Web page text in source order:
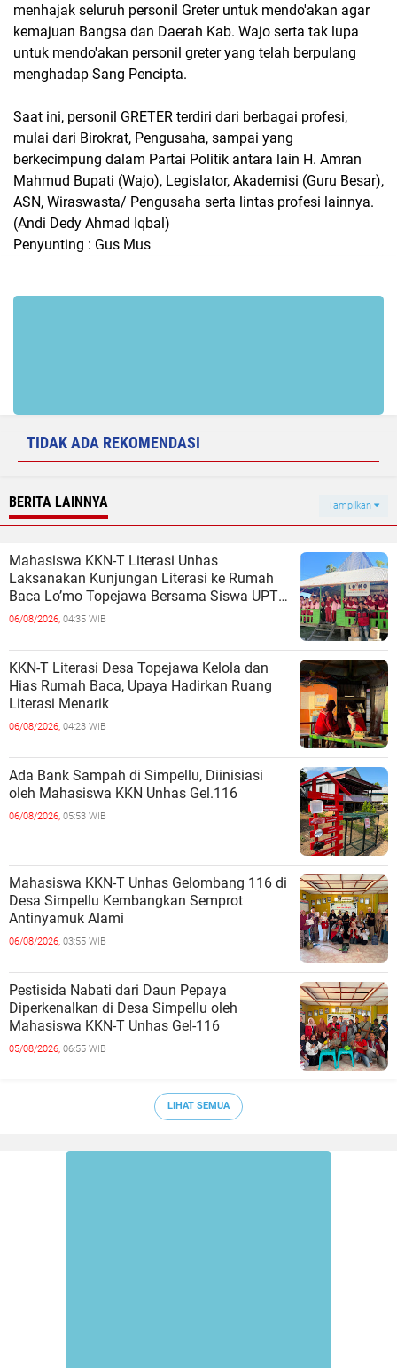
menhajak seluruh personil Greter untuk mendo'akan agar
kemajuan Bangsa dan Daerah Kab. Wajo serta tak lupa
untuk mendo'akan personil greter yang telah berpulang
menghadap Sang Pencipta.
Saat ini, personil GRETER terdiri dari berbagai profesi,
mulai dari Birokrat, Pengusaha, sampai yang
berkecimpung dalam Partai Politik antara lain H. Amran
Mahmud Bupati (Wajo), Legislator, Akademisi (Guru Besar),
ASN, Wiraswasta/ Pengusaha serta lintas profesi lainnya.
(Andi Dedy Ahmad Iqbal)
Penyunting : Gus Mus
TIDAK ADA REKOMENDASI
BERITA LAINNYA Tampilkan
Mahasiswa KKN-T Literasi Unhas
Laksanakan Kunjungan Literasi ke Rumah
Baca Lo’mo Topejawa Bersama Siswa UPT
SDN 66 Kajang
06/08/2026, 04:35 WIB
KKN-T Literasi Desa Topejawa Kelola dan
Hias Rumah Baca, Upaya Hadirkan Ruang
Literasi Menarik
06/08/2026, 04:23 WIB
Ada Bank Sampah di Simpellu, Diinisiasi
oleh Mahasiswa KKN Unhas Gel.116
06/08/2026, 05:53 WIB
Mahasiswa KKN-T Unhas Gelombang 116 di
Desa Simpellu Kembangkan Semprot
Antinyamuk Alami
06/08/2026, 03:55 WIB
Pestisida Nabati dari Daun Pepaya
Diperkenalkan di Desa Simpellu oleh
Mahasiswa KKN-T Unhas Gel-116
05/08/2026, 06:55 WIB
LIHAT SEMUA